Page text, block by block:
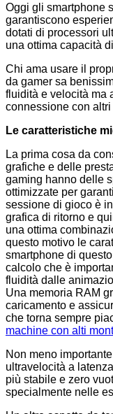
Oggi gli smartphone
garantiscono
dotati di processori
una ottima capacità
Chi ama usare il
da gamer sa
fluidità e velocità ma
connessione con altri
Le caratteristiche
La prima cosa da
grafiche e delle
gaming hanno delle
ottimizzate per
sessione di gioco è
grafica di ritorno e
una ottima
questo motivo le
smartphone di
calcolo che è
fluidità dalle
Una memoria RAM
caricamento e
che torna sempre
machine con alti
Non meno
ultravelocità a
più stabile e zero
specialmente nelle